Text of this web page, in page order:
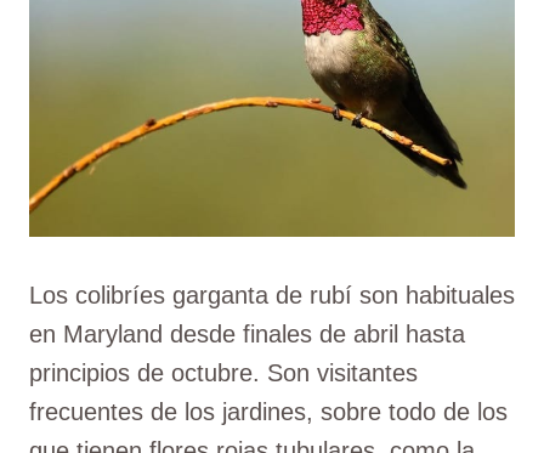
Los colibríes garganta de rubí son habituales
en Maryland desde finales de abril hasta
principios de octubre. Son visitantes
frecuentes de los jardines, sobre todo de los